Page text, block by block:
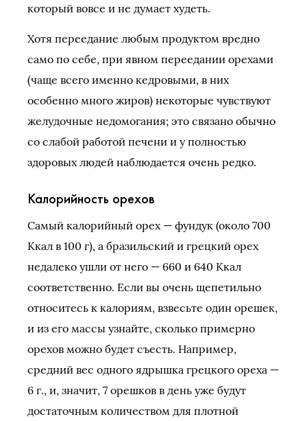
который вовсе и не думает худеть.
Хотя переедание любым продуктом вредно
само по себе, при явном переедании орехами
(чаще всего именно кедровыми, в них
особенно много жиров) некоторые чувствуют
желудочные недомогания; это связано обычно
со слабой работой печени и у полностью
здоровых людей наблюдается очень редко.
Калорийность орехов
Самый калорийный орех — фундук (около 700
Ккал в 100 г), а бразильский и грецкий орех
недалеко ушли от него — 660 и 640 Ккал
соответственно. Если вы очень щепетильно
относитесь к калориям, взвесьте один орешек,
и из его массы узнайте, сколько примерно
орехов можно будет съесть. Например,
средний вес одного ядрышка грецкого ореха —
6 г., и, значит, 7 орешков в день уже будут
достаточным количеством для плотной